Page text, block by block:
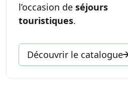
l’occasion de séjours
touristiques.
Découvrir le catalogue